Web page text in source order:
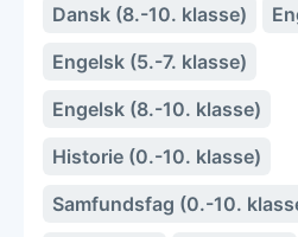
Dansk (8.-10. klasse)
Engelsk (5.-7. klasse)
Engelsk (8.-10. klasse)
Historie (0.-10. klasse)
Samfundsfag (0.-10.